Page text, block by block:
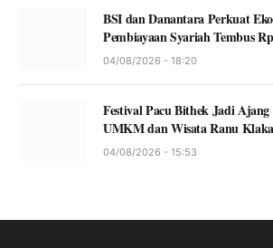
BSI dan Danantara Perkuat
Pembiayaan Syariah Tembus
04/08/2026 - 18:20
Festival Pacu Bithek Jadi
UMKM dan Wisata Ranu
04/08/2026 - 15:53